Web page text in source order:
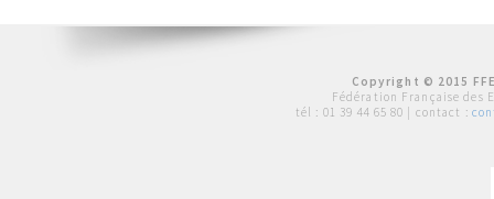
Copyright © 2015
Fédération Française des
tél : 01 39 44 65 80 | contact :